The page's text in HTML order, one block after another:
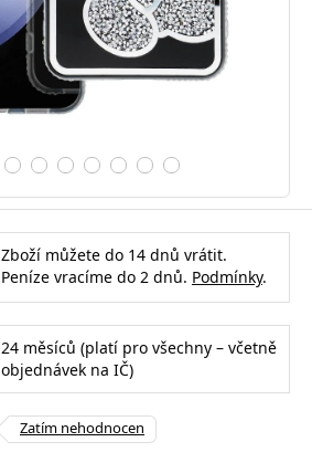
Zboží můžete do 14 dnů vrátit.
Peníze vracíme do 2 dnů. Podmínky.
24 měsíců (platí pro všechny – včetně
objednávek na IČ)
Zatím nehodnocen